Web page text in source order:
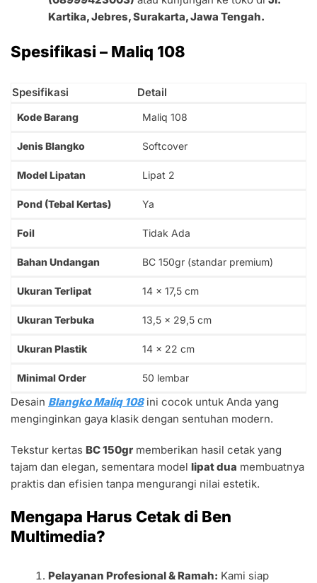
Kartika, Jebres, Surakarta, Jawa Tengah.
Spesifikasi – Maliq 108
Spesifikasi Detail
Kode Barang Maliq 108
Jenis Blangko Softcover
Model Lipatan Lipat 2
Pond (Tebal Kertas) Ya
Foil Tidak Ada
Bahan Undangan BC 150gr (standar premium)
Ukuran Terlipat 14 x 17,5 cm
Ukuran Terbuka 13,5 x 29,5 cm
Ukuran Plastik 14 x 22 cm
Minimal Order 50 lembar
Desain Blangko Maliq 108ini cocok untuk Anda yang
menginginkan gaya klasik dengan sentuhan modern.
Tekstur kertas BC 150gr memberikan hasil cetak yang
tajam dan elegan, sementara model lipat dua membuatnya
praktis dan efisien tanpa mengurangi nilai estetik.
Mengapa Harus Cetak di Ben
Multimedia?
Pelayanan Profesional & Ramah: Kami siap